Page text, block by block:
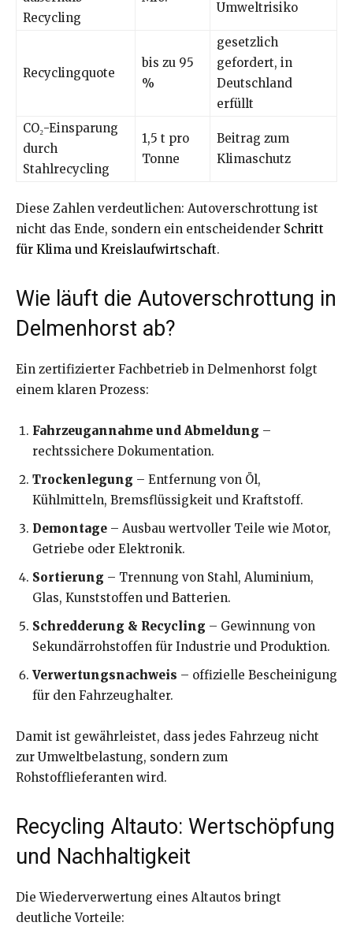
Recycling
Umweltrisiko
Recyclingquote
bis zu 95
%
gesetzlich
gefordert, in
Deutschland
erfüllt
CO₂-Einsparung
durch
Stahlrecycling
1,5 t pro
Tonne
Beitrag zum
Klimaschutz
Diese Zahlen verdeutlichen: Autoverschrottung ist
nicht das Ende, sondern ein entscheidender Schritt
für Klima und Kreislaufwirtschaft.
Wie läuft die Autoverschrottung in
Delmenhorst ab?
Ein zertifizierter Fachbetrieb in Delmenhorst folgt
einem klaren Prozess:
Fahrzeugannahme und Abmeldung –
rechtssichere Dokumentation.
Trockenlegung – Entfernung von Öl,
Kühlmitteln, Bremsflüssigkeit und Kraftstoff.
Demontage – Ausbau wertvoller Teile wie Motor,
Getriebe oder Elektronik.
Sortierung – Trennung von Stahl, Aluminium,
Glas, Kunststoffen und Batterien.
Schredderung & Recycling – Gewinnung von
Sekundärrohstoffen für Industrie und Produktion.
Verwertungsnachweis – offizielle Bescheinigung
für den Fahrzeughalter.
Damit ist gewährleistet, dass jedes Fahrzeug nicht
zur Umweltbelastung, sondern zum
Rohstofflieferanten wird.
Recycling Altauto: Wertschöpfung
und Nachhaltigkeit
Die Wiederverwertung eines Altautos bringt
deutliche Vorteile: